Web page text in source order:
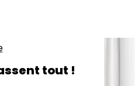
tout !